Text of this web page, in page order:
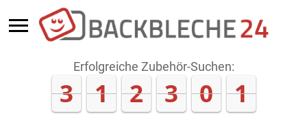
Erfolgreiche Zubehör-Suchen:
3 1 2 3 0 6